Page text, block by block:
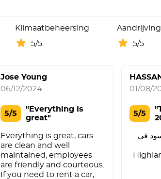
Klimaatbeheersing
5/5
Aandrijving
5/5
Jose Young
06/12/2024
5/5
"Everything is
great"
Everything is great, cars
are clean and well
maintained, employees
are friendly and courteous.
If you need to rent a car,
01/08/
5/5
أسود في